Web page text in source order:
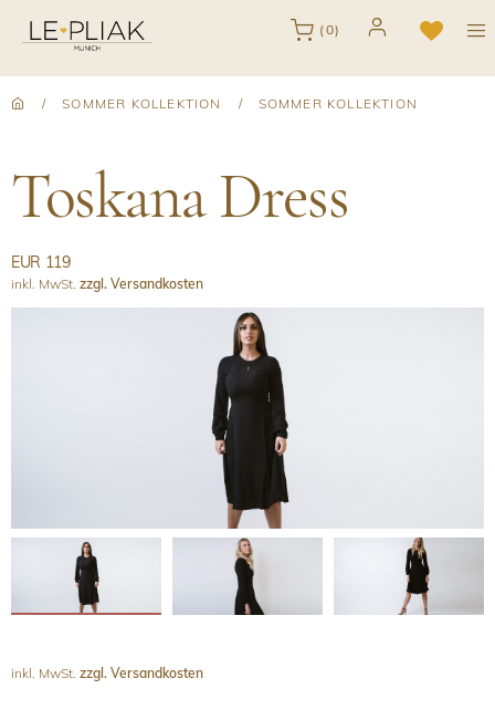
(0)
/ SOMMER KOLLEKTION / SOMMER KOLLEKTION
Toskana Dress
EUR 119
inkl. MwSt. zzgl. Versandkosten
inkl. MwSt. zzgl. Versandkosten